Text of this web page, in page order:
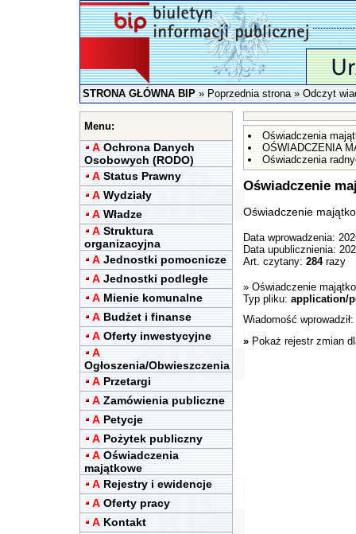
STRONA GŁÓWNA BIP»Poprzednia strona» Odczyt
Menu:
A Ochrona Danych
Osobowych (RODO)
A Status Prawny
A Wydziały
A Władze
A Struktura
organizacyjna
A Jednostki pomocnicze
A Jednostki podległe
A Mienie komunalne
A Budżet i finanse
A Oferty inwestycyjne
A
Ogłoszenia/Obwieszczenia
A Przetargi
A Zamówienia publiczne
A Petycje
A Pożytek publiczny
A Oświadczenia
majątkowe
A Rejestry i ewidencje
A Oferty pracy
A Kontakt
Oświadczenia
OŚWIADCZENIA
Oświadczenia
Oświadczenie
Oświadczenie
Data wprowadzenia:
Data upublicznienia:
Art. czytany: 284razy
» Oświadczenie
Typ pliku: application/
Wiadomość wprowadził:
» Pokaż rejestr zmian